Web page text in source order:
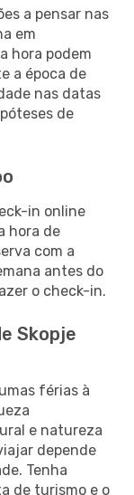
a pensar nas
em
hora podem
a época de
nas datas
de
in online
hora de
com a
antes do
o check-in.
Skopje
férias à
e natureza
depende
Tenha
de turismo e o